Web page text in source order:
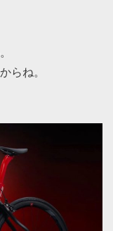
らね。